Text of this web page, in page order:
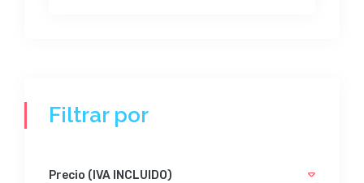
Filtrar por
Precio (IVA INCLUIDO)